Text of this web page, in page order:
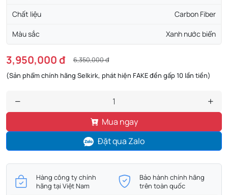
Chất liệu Carbon Fiber
Màu sắc Xanh nước biển
3,950,000 đ 6,350,000 đ
(Sản phẩm chính hãng Selkirk, phát hiện FAKE đền gấp 10 lần tiền)
Mua ngay
Đặt qua Zalo
Hàng công ty chính
hãng tại Việt Nam
Bảo hành chính hãng
trên toàn quốc